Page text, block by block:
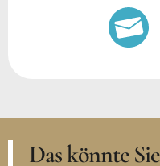
Das könnte Sie